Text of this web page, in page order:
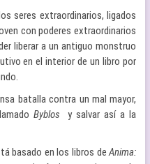
seres extraordinarios, ligados
con poderes extraordinarios
liberar a un antiguo monstruo
en el interior de un libro por
batalla contra un mal mayor,
Byblos
y salvar así a la
basado en los libros deAnima: